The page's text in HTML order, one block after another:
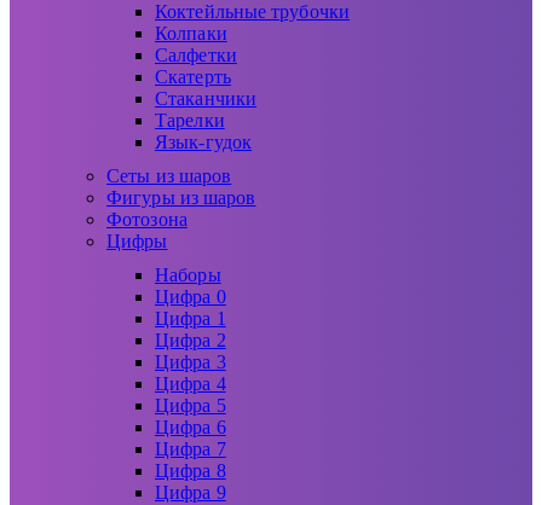
Коктейльные трубочки
Колпаки
Салфетки
Скатерть
Стаканчики
Тарелки
Язык-гудок
Сеты из шаров
Фигуры из шаров
Фотозона
Цифры
Наборы
Цифра 0
Цифра 1
Цифра 2
Цифра 3
Цифра 4
Цифра 5
Цифра 6
Цифра 7
Цифра 8
Цифра 9